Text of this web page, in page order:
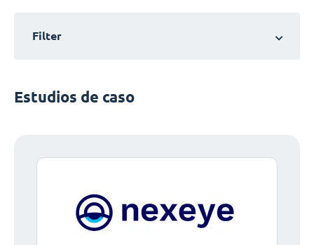
Filter
Estudios de caso